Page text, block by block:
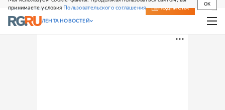
принимаете условия Пользовательского соглашения
OK
СВЕЖИЙ НОМЕР ПОДПИСКА
ЛЕНТА НОВОСТЕЙ